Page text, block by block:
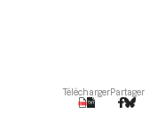
TéléchargerPartager